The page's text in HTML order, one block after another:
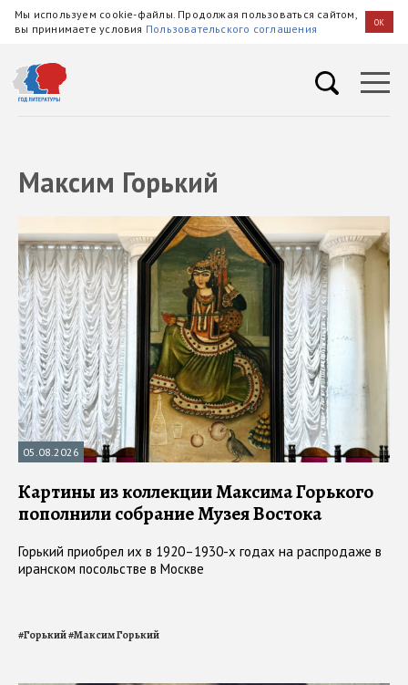
Мы используем cookie-файлы. Продолжая пользоваться сайтом,
вы принимаете условия Пользовательского соглашения OK
Максим Горький
05.08.2026
Картины из коллекции Максима Горького
пополнили собрание Музея Востока
Горький приобрел их в 1920–1930-х годах на распродаже в
иранском посольстве в Москве
#Горький#Максим Горький